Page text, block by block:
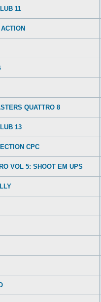
11
QUATTRO 8
13
CPC
VOL 5: SHOOT EM UPS